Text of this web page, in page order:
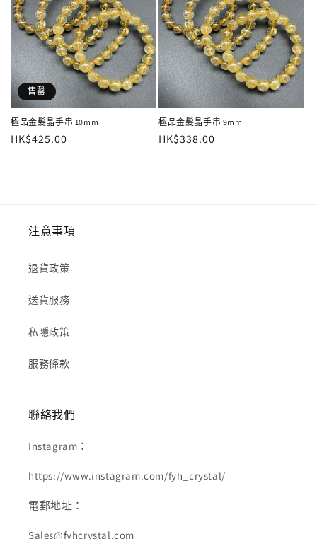
售罄
極品金髮晶手串 10mm
定
HK$425.00
極品金髮晶手串 9mm
定
HK$338.00
注意事項
退貨政策
送貨服務
私隱政策
服務條款
聯絡我們
Instagram：
https://www.instagram.com/fyh_crystal/
電郵地址：
Sales@fyhcrystal.com